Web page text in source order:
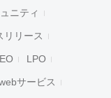
ニティ
リリース
LPO
サービス